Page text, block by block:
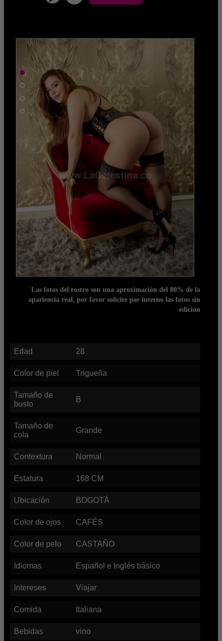
Las fotos del rostro son una aproximación del 80% de la
apariencia real, por favor solicite por interno las fotos sin
edición
Edad 28
Color de piel Trigueña
Tamaño de
busto
B
Tamaño de
cola
Grande
Contextura Normal
Estatura 168 CM
Ubicación BOGOTÁ
Color de ojos CAFÉS
Color de pelo CASTAÑO
Idiomas Español e Inglés básico
Intereses Viajar
Comida Italiana
Bebidas vino